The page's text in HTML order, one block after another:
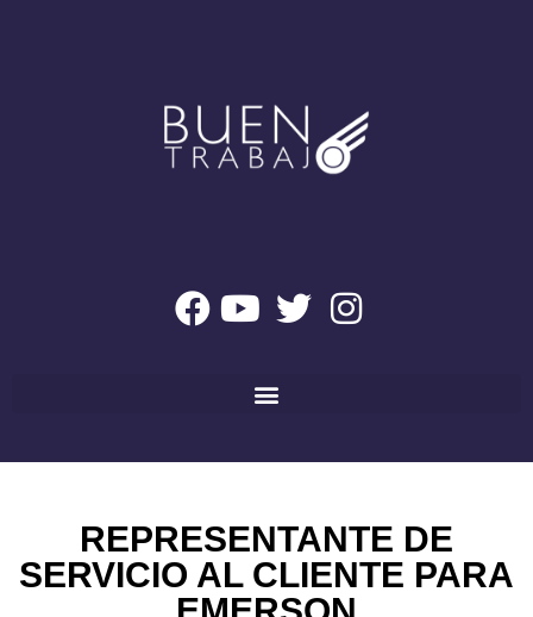
REPRESENTANTE DE
SERVICIO AL CLIENTE PARA